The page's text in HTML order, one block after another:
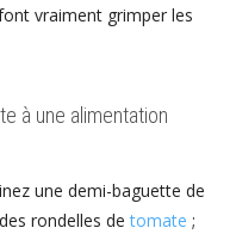
vraiment grimper les
à une alimentation
une demi-baguette de
rondelles detomate ;